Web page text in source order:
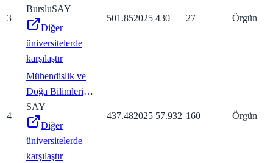
3
Programları
BursluSAY
Diğer
üniversitelerde
karşılaştır
501.852025 430 27 Örgün
4
Mühendislik ve
Doğa Bilimleri
Programları
SAY
Diğer
üniversitelerde
karşılaştır
437.482025 57.932 160 Örgün